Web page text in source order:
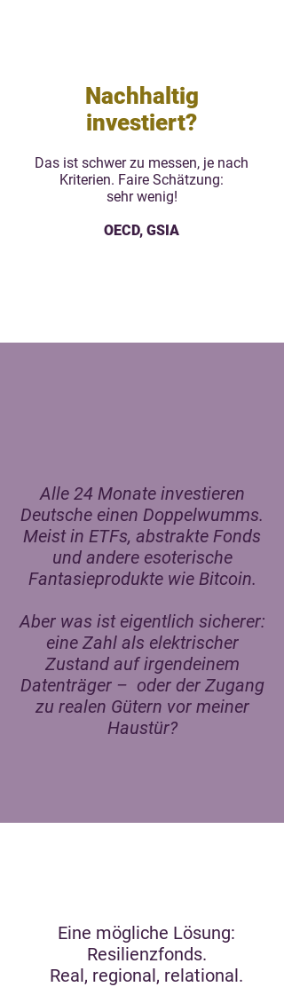
Nachhaltig
investiert?
Das ist schwer zu messen, je nach
Kriterien. Faire Schätzung:
sehr wenig!
OECD, GSIA
Alle 24 Monate investieren
Deutsche einen Doppelwumms.
Meist in ETFs, abstrakte Fonds
und andere esoterische
Fantasieprodukte wie Bitcoin.
Aber was ist eigentlich sicherer:
eine Zahl als elektrischer
Zustand auf irgendeinem
Datenträger – oder der Zugang
zu realen Gütern vor meiner
Haustür?
Eine mögliche Lösung:
Resilienzfonds.
Real, regional, relational.